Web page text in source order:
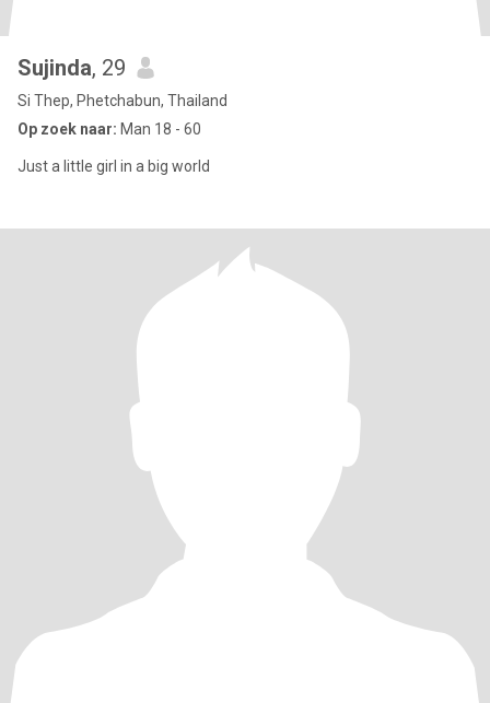
Sujinda, 29
Si Thep, Phetchabun, Thailand
Op zoek naar: Man 18 - 60
Just a little girl in a big world